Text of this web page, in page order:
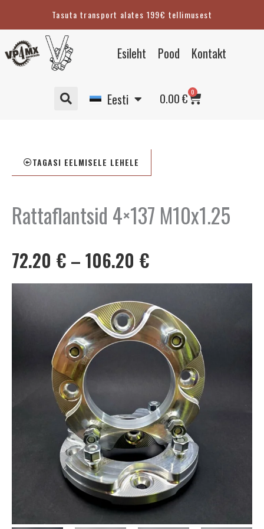
content
Tasuta transport alates 199€ tellimusest
Esileht Pood Kontakt
Eesti
Suomi
Deutsch
0.00€ 0
Cart
TAGASI EELMISELE LEHELE
Rattaflantsid 4×137 M10x1.25
72.20 € – 106.20 €Hinnavahemik:
72.20 €
kuni
106.20 €